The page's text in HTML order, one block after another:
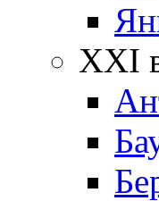
XXI